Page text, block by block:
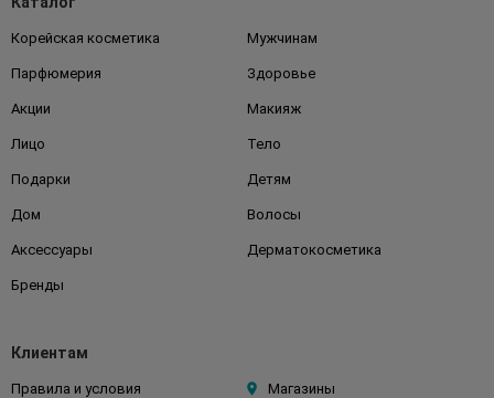
Корейская косметика Мужчинам
Парфюмерия Здоровье
Акции Макияж
Лицо Тело
Подарки Детям
Дом Волосы
Аксессуары Дерматокосметика
Бренды
Клиентам
Правила и условия Магазины